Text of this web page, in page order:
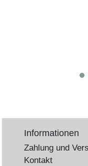
Informationen
Zahlung und
Kontakt